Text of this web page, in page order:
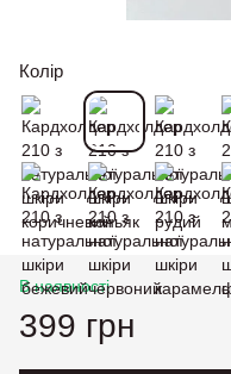
Колір
В наявності
399 грн